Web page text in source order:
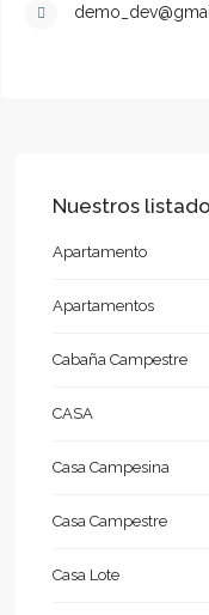
Nuestros
Apartamento
Apartamentos
Cabaña Campestre
CASA
Casa Campesina
Casa Campestre
Casa Lote